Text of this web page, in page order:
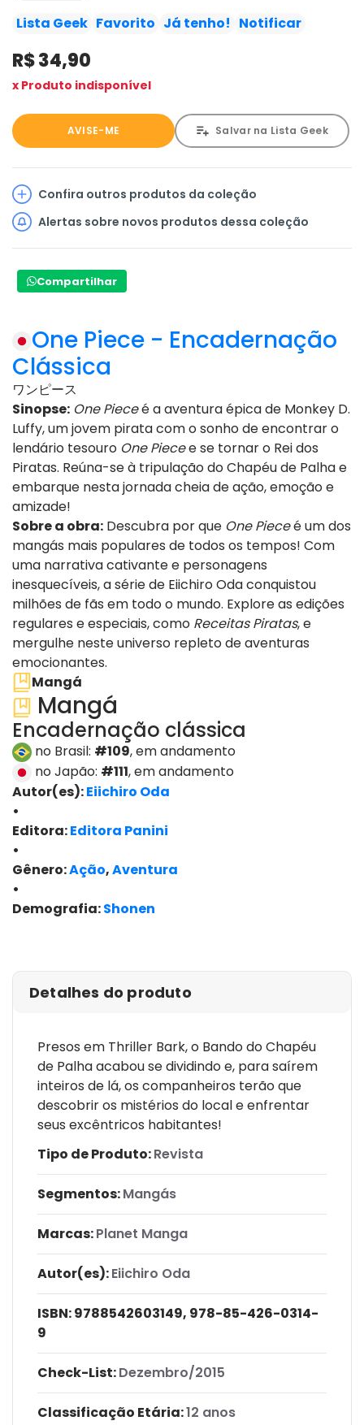
Lista Geek Favorito Já tenho! Notificar
R$ 34,90
x Produto indisponível
AVISE-ME Salvar na Lista Geek
Confira outros produtos da coleção
Alertas sobre novos produtos dessa coleção
Compartilhar
One Piece - Encadernação
Clássica
ワンピース
Sinopse: One Pieceé a aventura épica de Monkey D.
Luffy, um jovem pirata com o sonho de encontrar o
lendário tesouro One Piecee se tornar o Rei dos
Piratas. Reúna-se à tripulação do Chapéu de Palha e
embarque nesta jornada cheia de ação, emoção e
amizade!
Sobre a obra: Descubra por que One Pieceé um dos
mangás mais populares de todos os tempos! Com
uma narrativa cativante e personagens
inesquecíveis, a série de Eiichiro Oda conquistou
milhões de fãs em todo o mundo. Explore as edições
regulares e especiais, como Receitas Piratas, e
mergulhe neste universo repleto de aventuras
emocionantes.
Mangá
Mangá
Encadernação clássica
no Brasil: #109, em andamento
no Japão: #111, em andamento
Autor(es):Eiichiro Oda
•
Editora:Editora Panini
•
Gênero:Ação,Aventura
•
Demografia:Shonen
Detalhes do produto
Presos em Thriller Bark, o Bando do Chapéu
de Palha acabou se dividindo e, para saírem
inteiros de lá, os companheiros terão que
descobrir os mistérios do local e enfrentar
seus excêntricos habitantes!
Tipo de Produto:Revista
Segmentos:Mangás
Marcas:Planet Manga
Autor(es):Eiichiro Oda
ISBN:9788542603149, 978-85-426-0314-
9
Check-List:Dezembro/2015
Classificação Etária:12 anos